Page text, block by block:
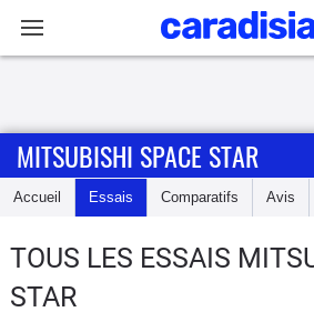
Accueil
Essais
MITSUBISHI SPACE STAR
Accueil Essais Comparatifs Avis
TOUS LES ESSAIS
STAR